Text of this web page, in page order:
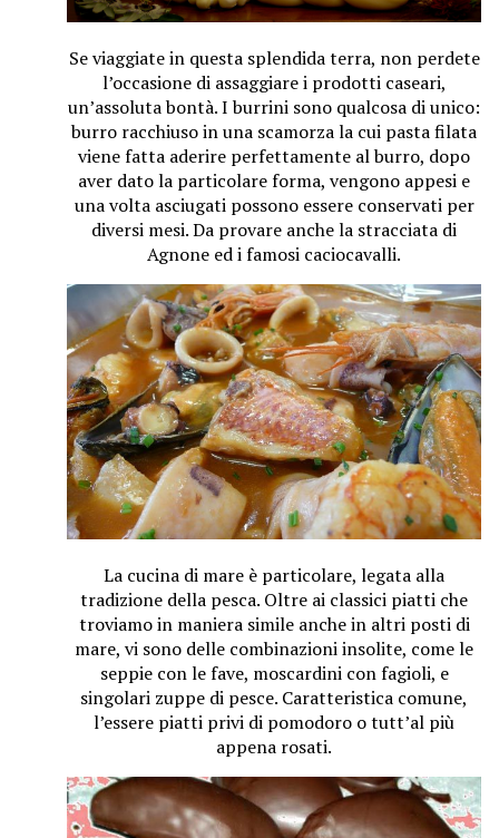
Se viaggiate in questa splendida terra, non perdete
l’occasione di assaggiare i prodotti caseari,
un’assoluta bontà. I burrini sono qualcosa di unico:
burro racchiuso in una scamorza la cui pasta filata
viene fatta aderire perfettamente al burro, dopo
aver dato la particolare forma, vengono appesi e
una volta asciugati possono essere conservati per
diversi mesi. Da provare anche la stracciata di
Agnone ed i famosi caciocavalli.
La cucina di mare è particolare, legata alla
tradizione della pesca. Oltre ai classici piatti che
troviamo in maniera simile anche in altri posti di
mare, vi sono delle combinazioni insolite, come le
seppie con le fave, moscardini con fagioli, e
singolari zuppe di pesce. Caratteristica comune,
l’essere piatti privi di pomodoro o tutt’al più
appena rosati.